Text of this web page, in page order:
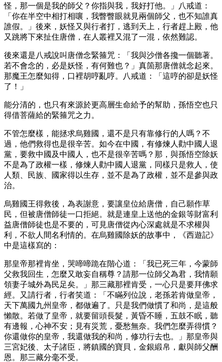
怪，那一個是我的師父？你指與我，我好打他。」八戒道：
「你在半空中相打相嚷，我瞥瞥眼就見兩個師父，也不知誰真
誰假。」後來，妖怪又與行者打，逃到天上，行者趕上殿，他
又跳將下來扯住唐僧，在人叢裡又混了一混，依然難認。
後來還是八戒說叫唐僧念緊箍咒：「我與沙僧各攙一個聽著。
若不會念的，必是妖怪，有何難也？」真箇那唐僧就念起來。
那魔王怎麼知得，口裡胡哼亂哼。八戒道：「這哼的卻是妖怪
了！」
能分清的，也只有來源於更高層生命給予的幫助，孫悟空也只
得借菩薩給的緊箍咒之力。
不管怎麼樣，能拯求烏雞國，還不是只有靠修行的人嗎？不
過，他們救得也是很辛苦。如今在中國，有修煉人勸中國人退
黨，要救中國及中國人，也不是很辛苦嗎？那，與孫悟空除妖
不是為了政權一樣，修煉人勸中國人退黨，同樣只是救人，使
人類、民族、國家得以生存，並不是為了政權，並不是參與政
治。
烏雞國王得救後，為表謝意，要讓皇位給唐僧，自己願作草
民，但被唐僧師徒一口拒絕。就是連皇上送他的金銀等財富利
益唐僧師徒也是不要的，可見唐僧從內心深處就是不求權與
利，不欲人間名利情的。在烏雞國除妖的故事中，《西遊記》
中是這樣寫的：
那皇帝那裡肯坐，哭啼啼跪在階心道：「我已死三年，今蒙師
父救我回生，怎麼又敢妄自稱尊？請那一位師父為君，我情願
領妻子城外為民足矣。」那三藏那裡肯受，一心只是要拜佛求
經。又請行者，行者笑道：「不瞞列位說，老孫若肯做皇帝，
天下萬國九州皇帝，都做遍了。只是我們做慣了和尚，是這般
懶散。若做了皇帝，就要留頭長髮，黃昏不睡，五鼓不眠，聽
有邊報，心神不安；見有災荒，憂愁無奈。我們怎麼弄得慣？
你還做你的皇帝，我還做我的和尚，修功行去也。」那皇帝與
三宮妃後、太子諸臣，將鎮國的寶貝，金銀緞帛，獻與師父酬
恩。那三藏分毫不受。